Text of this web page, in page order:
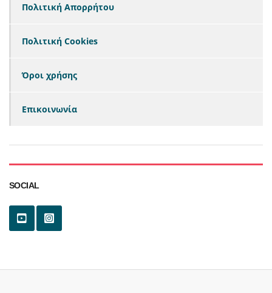
Πολιτική Απορρήτου
Πολιτική Cookies
Όροι χρήσης
Επικοινωνία
SOCIAL